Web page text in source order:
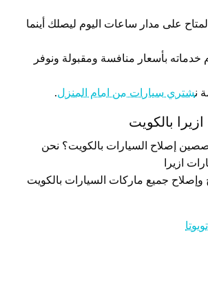
على مدار ساعات اليوم ليصلك أينما
خدماته بأسعار منافسة ومقبولة ونوفر
نشتري سيارات من امام المنزل.
بالكويت
إصلاح السيارات بالكويت؟ نحن
ازيرا
وإصلاح جميع ماركات السيارات بالكويت